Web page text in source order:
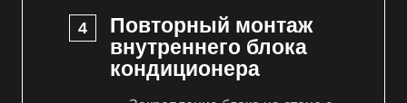
Повторный монтаж
внутреннего блока
кондиционера